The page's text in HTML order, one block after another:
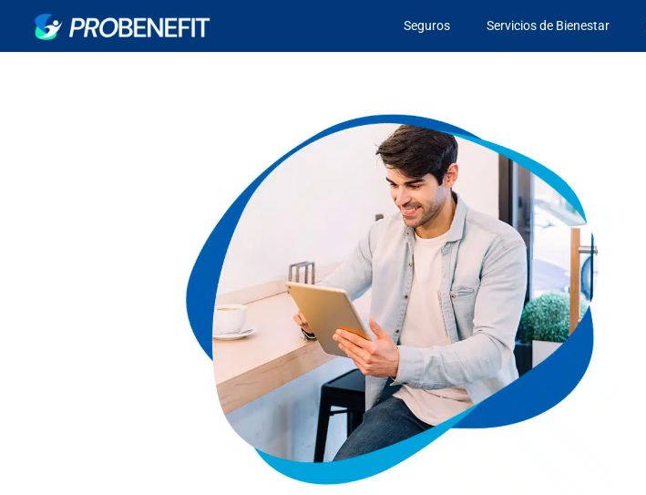
Seguros Servicios de Bienestar